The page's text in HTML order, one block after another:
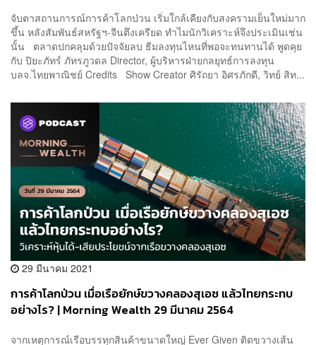
จับตาสถานการณ์การค้าโลกป่วน เริ่มใกล้เคียงกับสงครามเย็นใหม่มาก
ขึ้น หลังสัมพันธ์สหรัฐฯ-จีนตึงเครียด ทำไมนักวิเคราะห์จึงประเมินเช่น
นั้น ตลาดปกคลุมด้วยปัจจัยลบ ธีมลงทุนไหนที่พอจะทนทานได้ พูดคุย
กับ ปิยะภัทร์ ภัทรภูวดล Director, ผู้บริหารฝ่ายกลยุทธ์การลงทุน
บลจ.ไทยพาณิชย์ Credits Show Creator ศิรัถยา อิศรภักดี, วิทย์ สิท...
29 มีนาคม 2021
การค้าโลกป่วน เมื่อเรือยักษ์ขวางคลองสุเอซ แล้วไทยกระทบ
อย่างไร? | Morning Wealth 29 มีนาคม 2564
จากเหตุการณ์เรือบรรทุกสินค้าขนาดใหญ่ Ever Given ติดขวางเส้น